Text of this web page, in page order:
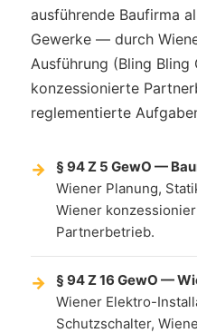
ausführende Baufirma
Gewerke — durch
Ausführung (Bling Bling
konzessionierte
reglementierte
§ 94 Z 5 GewO —
Wiener Planung,
Wiener
Partnerbetrieb.
§ 94 Z 16 GewO —
Wiener Elektro-
Schutzschalter,